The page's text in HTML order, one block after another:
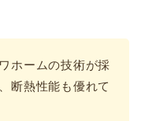
ホームの技術が採
断熱性能も優れて